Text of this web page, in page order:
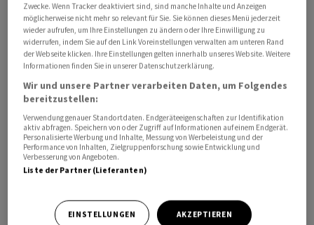
gesellschaftlichen Reichtums vor. Früher hätten die
Hafenarbeiter die SPD vor allem wegen ihrer Nähe zu
den Arbeitern und ihres sozialen Engagements
geschlossen gewählt. Das sei nun vorbei. Die lautstark
Protestierenden warnten den Senat «MSC zieht Euch
über den Tisch» und trugen Schilder mit der Aufschrift
«Unser Hafen - Nicht Euer Casino».
Zwecke. Wenn Tracker deaktiviert sind, sind manche Inhalte und Anzeigen
möglicherweise nicht mehr so relevant für Sie. Sie können dieses Menü jederzeit
wieder aufrufen, um Ihre Einstellungen zu ändern oder Ihre Einwilligung zu
widerrufen, indem Sie auf den Link Voreinstellungen verwalten am unteren Rand
der Webseite klicken. Ihre Einstellungen gelten innerhalb unseres Website. Weitere
Informationen finden Sie in unserer Datenschutzerklärung.
Wir und unsere Partner verarbeiten Daten, um Folgendes
bereitzustellen:
Verwendung genauer Standortdaten. Endgeräteeigenschaften zur Identifikation
aktiv abfragen. Speichern von oder Zugriff auf Informationen auf einem Endgerät.
Personalisierte Werbung und Inhalte, Messung von Werbeleistung und der
Performance von Inhalten, Zielgruppenforschung sowie Entwicklung und
Verbesserung von Angeboten.
Liste der Partner (Lieferanten)
EINSTELLUNGEN AKZEPTIEREN